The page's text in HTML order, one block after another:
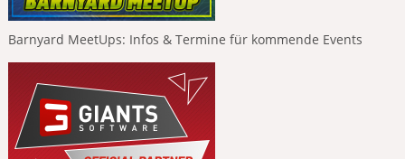
Barnyard MeetUps: Infos & Termine für kommende Events